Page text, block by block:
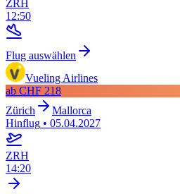
ZRH
12:50
Flug auswählen
Vueling Airlines
ab CHF 218
Zürich
Mallorca
Hinflug • 05.04.2027
ZRH
14:20